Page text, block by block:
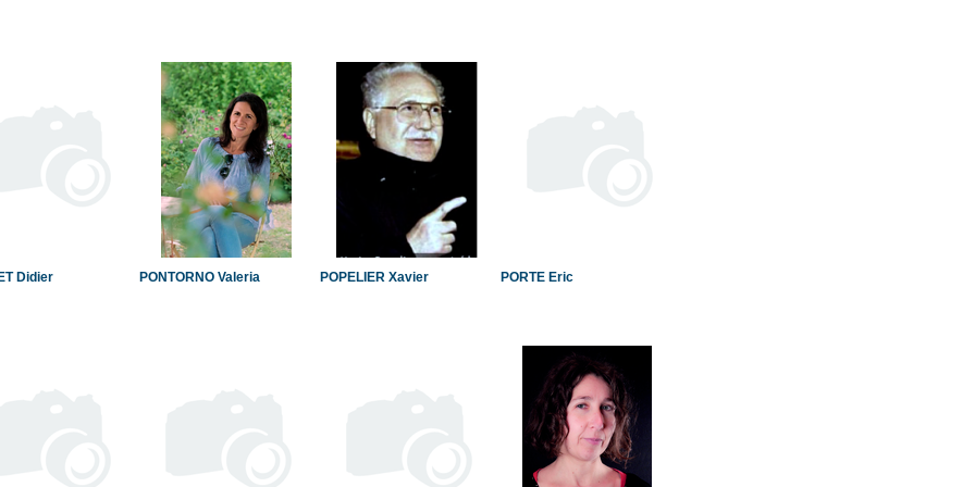
Didier PONTORNO Valeria POPELIER Xavier PORTE Eric